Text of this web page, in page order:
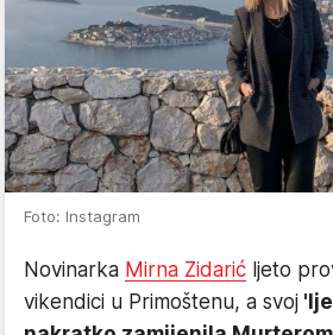
Foto: Instagram
Novinarka Mirna Zidarić ljeto
vikendici u Primoštenu, a svoj